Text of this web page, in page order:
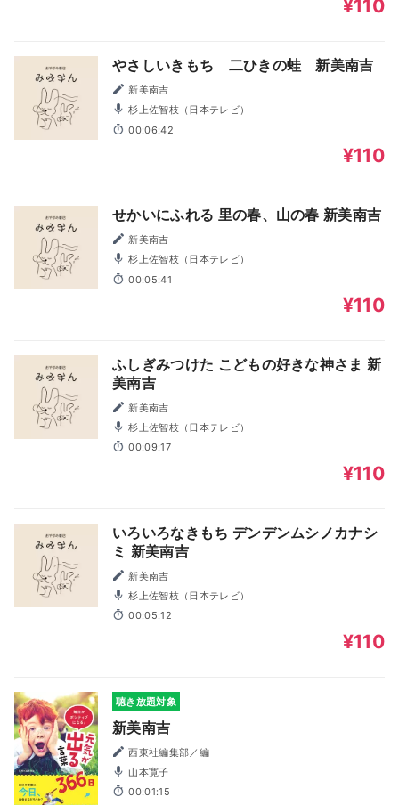
¥110
やさしいきもち 二ひきの蛙 新美南吉
新美南吉
杉上佐智枝（日本テレビ）
00:06:42
¥110
せかいにふれる 里の春、山の春 新美南吉
新美南吉
杉上佐智枝（日本テレビ）
00:05:41
¥110
ふしぎみつけた こどもの好きな神さま 新
美南吉
新美南吉
杉上佐智枝（日本テレビ）
00:09:17
¥110
いろいろなきもち デンデンムシノカナシ
ミ 新美南吉
新美南吉
杉上佐智枝（日本テレビ）
00:05:12
¥110
聴き放題対象
新美南吉
西東社編集部／編
山本寛子
00:01:15